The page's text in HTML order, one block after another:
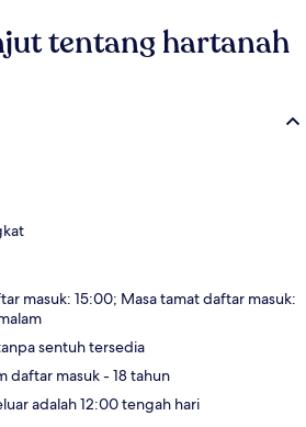
tentang hartanah
masuk: 15:00; Masa tamat daftar masuk:
sentuh tersedia
daftar masuk - 18 tahun
adalah 12:00 tengah hari